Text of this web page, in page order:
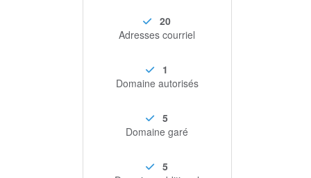
20
Adresses courriel
1
Domaine autorisés
5
Domaine garé
5